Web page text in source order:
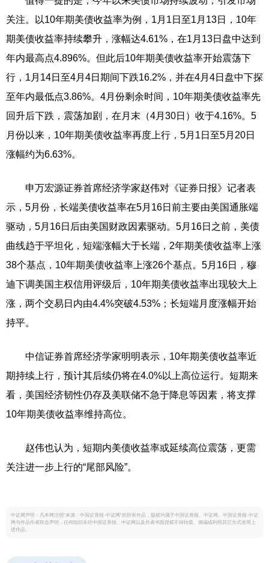
关注。以10年期美债收益率为例，1月1日至1月13日，10年
期美债收益率持续攀升，涨幅达4.61%，在1月13日盘中达到
年内最高点4.896%。但此后10年期美债收益率开始震荡下
行，1月14日至4月4日期间下跌16.2%，并在4月4日盘中下探
至年内最低点3.86%。4月份剩余时间，10年期美债收益率先
回升后下跌，震荡加剧，在月末（4月30日）收于4.16%。5
月份以来，10年期美债收益率再度上行，5月1日至5月20日
涨幅约为6.63%。
申万宏源证券首席经济学家赵伟对《证券日报》记者表
示，5月份，长端美债收益率在5月16日前主要由美国通胀端
驱动，5月16日后由美国财政因素驱动。5月16日之前，美债
曲线趋于平坦化，短端涨幅大于长端，2年期美债收益率上涨
38个基点，10年期美债收益率上涨26个基点。5月16日，穆
迪下调美国主权信用评级后，10年期美债收益率出现较大上
涨，两个交易日内由4.4%突破4.53%；长短端月度涨幅开始
持平。
中信证券首席经济学家明明表示，10年期美债收益率近
期持续上行，预计其后续仍将在4.0%以上高位运行。短期来
看，美国经济韧性仍存及美联储不急于降息等因素，将支撑
10年期美债收益率维持高位。
赵伟也认为，短期内美债收益率或延续高位震荡，更需
关注进一步上行的“尾部风险”。
中证网声明：凡本网注明“来源：中国证券报·中证网”的所有作品，版权均属于中国证券报、中证网。中国证券报·中证
网与作品作者联合声明，任何组织未经中国证券报、中证网以及作者书面授权不得转载、摘编或利用其它方式使用上
述作品。